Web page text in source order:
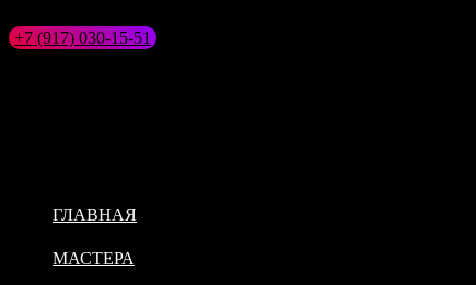
к+7 (917) 030-15-51
Самара, Красноармейская 76
ГЛАВНАЯ
МАСТЕРА